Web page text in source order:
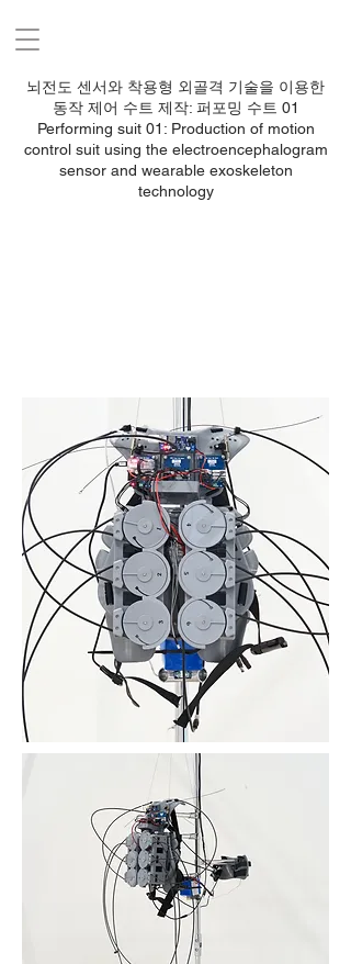
뇌전도 센서와 착용형 외골격 기술을 이용한
동작 제어 수트 제작: 퍼포밍 수트 01
Performing suit 01: Production of motion
control suit using the electroencephalogram
sensor and wearable exoskeleton
technology